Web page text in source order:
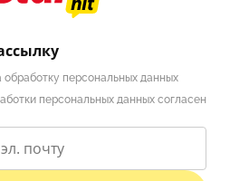
обработку персональных данных
персональных данных согласен